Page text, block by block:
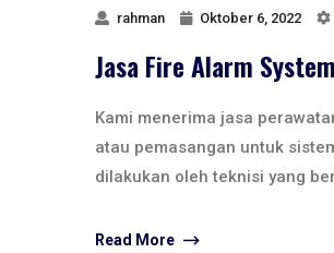
rahman Oktober 6, 2022
Jasa Fire Alarm
Kami menerima jasa
atau pemasangan untuk
dilakukan oleh teknisi yang
Read More